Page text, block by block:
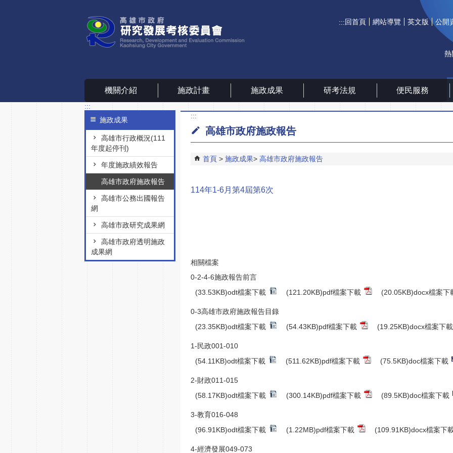
:::回首頁 網站導覽 英文版 公開
熱
機關介紹 施政計畫 施政成果 研考法規 便民服務
:::
施政成果
高雄市行政概況(111
年度起停刊)
年度施政績效報告
高雄市政府施政報告
高雄市公務出國報告
網
高雄市政研究成果網
高雄市政府透明施政
成果網
:::
高雄市政府施政報告
首頁 施政成果 高雄市政府施政報告
114年1-6月第4屆第6次
相關檔案
0-2-4-6施政報告前言
(33.53KB)odt檔案下載
(121.20KB)pdf檔案下載 (20.05KB)docx檔案下
0-3高雄市政府施政報告目錄
(23.35KB)odt檔案下載
(54.43KB)pdf檔案下載 (19.25KB)docx檔案下載
1-民政001-010
(54.11KB)odt檔案下載
(511.62KB)pdf檔案下載 (75.5KB)doc檔案下載
2-財政011-015
(58.17KB)odt檔案下載
(300.14KB)pdf檔案下載 (89.5KB)doc檔案下載
3-教育016-048
(96.91KB)odt檔案下載
(1.22MB)pdf檔案下載 (109.91KB)docx檔案下
4-經濟發展049-073